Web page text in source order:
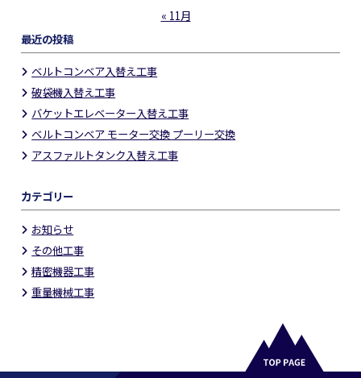
« 11月
最近の投稿
ベルトコンベア入替え工事
破袋機入替え工事
バケットエレベーター入替え工事
ベルトコンベア モーター交換 プーリー交換
アスファルトタンク入替え工事
カテゴリー
お知らせ
その他工事
精密機器工事
重量機械工事